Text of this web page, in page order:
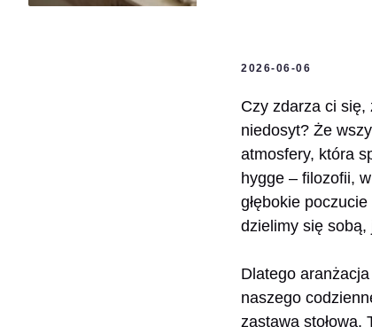
2026-06-06
Czy zdarza ci się,
niedosyt? Że
atmosfery, która
hygge – filozofii,
głębokie
dzielimy się sobą,
Dlatego
naszego
zastawa stołowa.